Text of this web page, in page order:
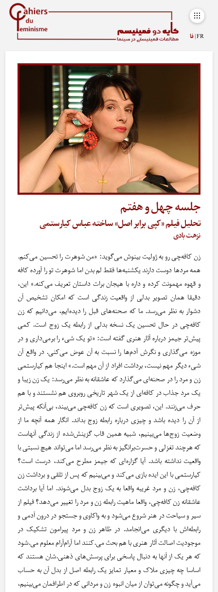
FR | فا
جلسه چهل و هفتم
تحلیل فیلم «کپی برابر اصل» ساخته عباس کیارستمی
نزهت بادی
زن کافه‌چی رو به ژولیت بینوش می‌گوید: «من شوهرت را تحسین می‌کنم.
همه مردها دوست دارند یکشنبه‌ها فقط لم بدن اما شوهرت تو را آورده کافه
و قهوه مهمونت کرده و داره با هیجان برات داستان تعریف می‌کنه.» این،
دقیقا همان تصویر بدلی از واقعیت زندگی است که امکان تشخیص آن
دشوار به نظر می‌رسد. ما که صحنه‌های قبل را دیده‌ایم، می‌دانیم که زن
کافه‌چی در حال تحسین یک نسخه بدلی از رابطه یک زوج است. کمی
پیش‌تر جیمز درباره آثار هنری گفته است: «تو یک شیء را برمی‌داری و در
موزه می‌گذاری و نگرش آدم‌ها را نسبت به آن عوض می‌کنی. در واقع آن
شیء دیگر مهم نیست، برداشت افراد از آن مهم است.» اینجا هم کیارستمی
زن و مرد را در صحنه‌ای می‌گذارد که عاشقانه به نظر می‌رسد: یک زن زیبا و
یک مرد جذاب در کافه‌ای از یک شهر تاریخی روبروی هم نشستند و با هم
حرف می‌زنند. این، تصویری است که زن کافه‌چی می‌بیند، بی‌آنکه پیش‌تر
از آن را دیده باشد و چیزی درباره رابطه زوج بداند. انگار همه آنچه ما از
وضعیت زوج‌ها می‌بینیم، شبیه همین قاب گزینش‌شده از زندگی آنهاست
که هرچند تغزلی و حسرت‌برانگیز به نظر می‌رسد اما می‌تواند هیچ نسبتی با
واقعیت نداشته باشد. آیا گزاره‌ای که جیمز مطرح می‌کند، درست است؟
کیارستمی با این ایده بازی می‌کند و می‌بینیم که پس از تلقی و برداشت زن
کافه‌چی، زن و مرد غریبه واقعا به یک زوج بدل می‌شوند. اما آیا برداشت
عاشقانه زن کافه‌چی، واقعا ماهیت رابطه زن و مرد را تغییر می‌دهد؟ فیلم از
سیر و سیاحت در هنر شروع می‌شود و به واکاوی و جستجو در درون آدمی و
رابطه‌اش با دیگری می‌انجامد. در ظاهر زن و مرد پیرامون تشکیک در
موجودیت اصالت آثار هنری با هم بحث می.کنند اما آرام‌آرام معلوم می.شود
که هر یک از آنها به دنبال پاسخی برای پرسش‌های ذهنی.شان هستند که
اساسا چه چیزی ملاک و معیار تمایز یک رابطه اصل از بدل آن به حساب
می‌آید و چگونه می‌توان از میان انبوه زن و مردانی که در اطرافمان می‌بینیم،